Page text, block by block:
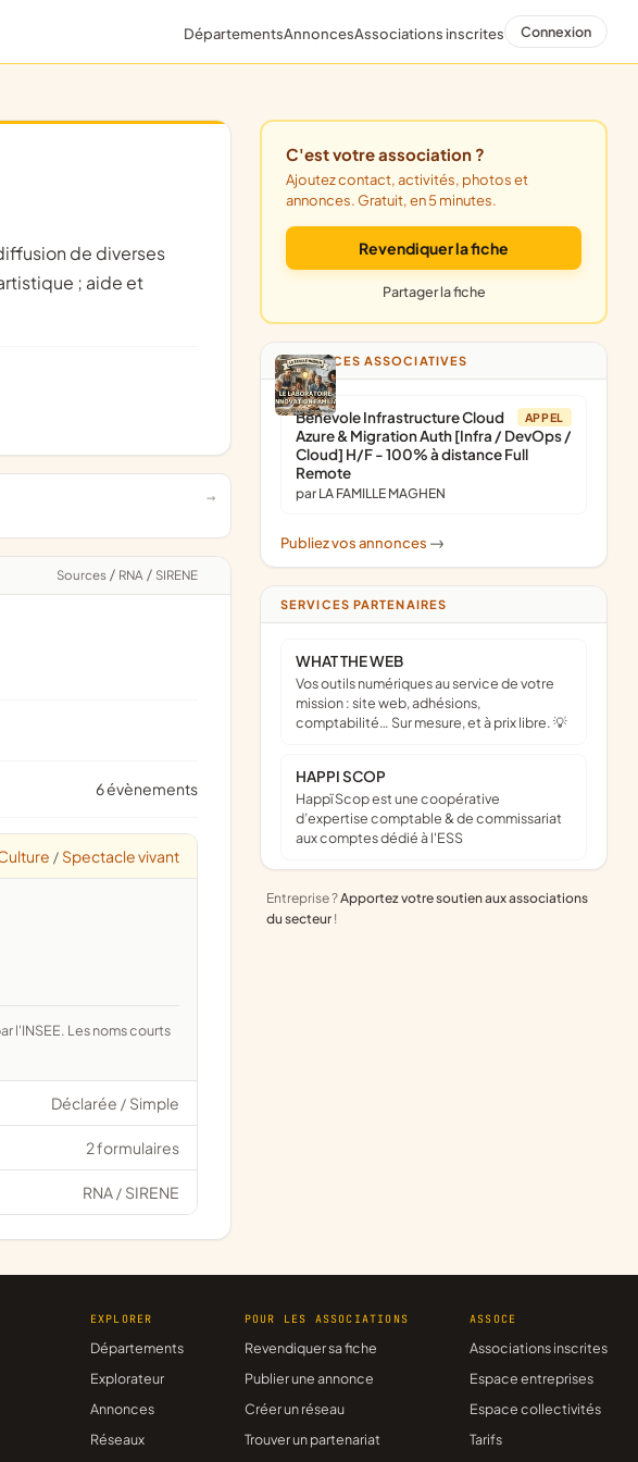
DépartementsAnnoncesAssociations inscrites Connexion
; aide et
Sources / RNA / SIRENE
6 évènements
/ Spectacle vivant
Déclarée / Simple
2 formulaires
RNA / SIRENE
C'est votre association ?
Ajoutez contact, activités, photos et
annonces. Gratuit, en 5 minutes.
Revendiquer la fiche
Partager la fiche
ANNONCES ASSOCIATIVES
APPEL
Bénévole Infrastructure Cloud
Azure & Migration Auth [Infra / DevOps /
Cloud] H/F - 100% à distance Full
Remote
par LA FAMILLE MAGHEN
Publiez vos annonces ->
SERVICES PARTENAIRES
WHAT THE WEB
Vos outils numériques au service de votre
mission : site web, adhésions,
comptabilité… Sur mesure, et à prix libre. 💡
HAPPI SCOP
Happï Scop est une coopérative
d’expertise comptable & de commissariat
aux comptes dédié à l'ESS
Entreprise ?Apportez votre soutien aux associations
du secteur !
EXPLORER
Départements
Explorateur
Annonces
Réseaux
POUR LES ASSOCIATIONS
Revendiquer sa fiche
Publier une annonce
Créer un réseau
Trouver un partenariat
ASSOCE
Associations inscrites
Espace entreprises
Espace collectivités
Tarifs